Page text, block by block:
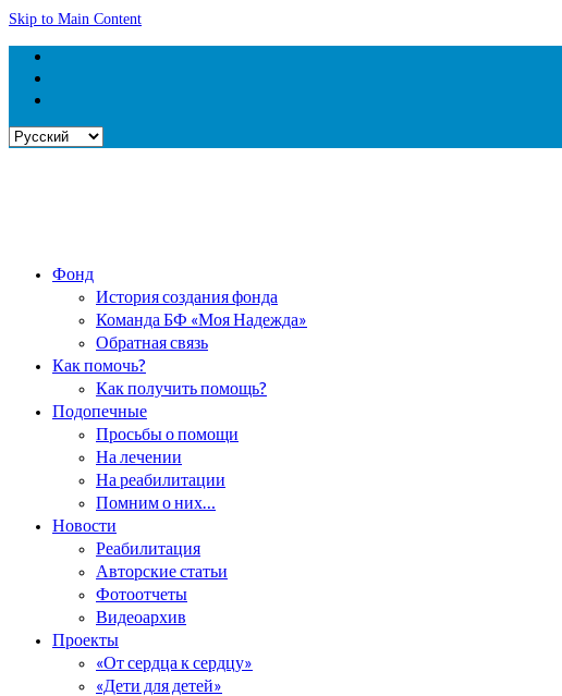
Skip to Main Content
Выбрать
Фонд
История создания фонда
Команда БФ «Моя Надежда»
Обратная связь
Как помочь?
Как получить помощь?
Подопечные
Просьбы о помощи
На лечении
На реабилитации
Помним о них…
Новости
Реабилитация
Авторские статьи
Фотоотчеты
Видеоархив
Проекты
«От сердца к сердцу»
«Дети для детей»